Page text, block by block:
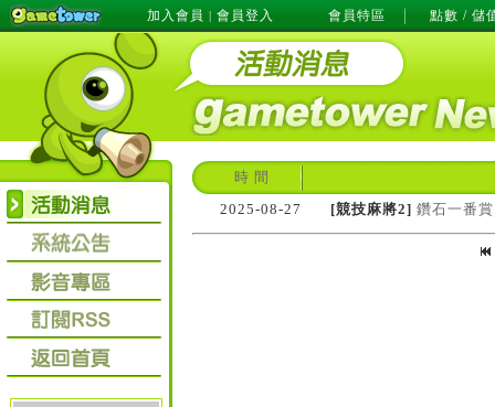
加入會員 | 會員登入 會員特區 點數 / 儲
時 間
2025-08-27
[競技麻將2] 鑽石一番